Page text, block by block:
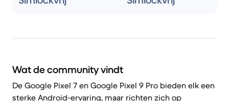
Wat de community vindt
De Google Pixel 7 en Google Pixel 9 Pro bieden elk een
sterke Android-ervaring, maar richten zich op